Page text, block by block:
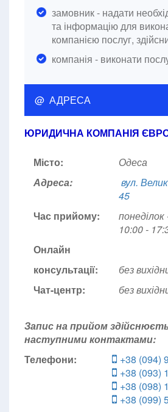
замовник - надати
та інформацію для
компанією послуг,
компанія - виконати
@ АДРЕСА
ЮРИДИЧНА КОМПАНІЯ
Місто:
Одеса
Адреса:
вул.
45
Час прийому:
10:00 -
Онлайн
консультації:
без
Чат-центр:
без
Запис на прийом
наступними контактами:
Телефони:
+38 (094)
+38 (093)
+38 (098)
+38 (099)